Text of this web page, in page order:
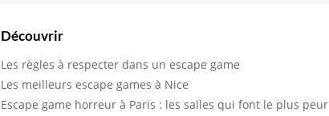
Découvrir
Les règles à respecter dans un escape game
Les meilleurs escape games à Nice
Escape game horreur à Paris : les salles qui font le plus peur